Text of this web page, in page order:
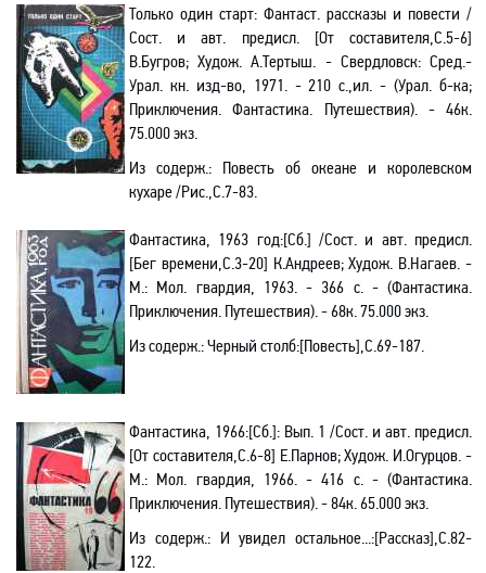
Только один старт: Фантаст. рассказы и повести /
Сост. и авт. предисл. [От составителя,С.5-6]
В.Бугров; Худож. А.Тертыш. - Свердловск: Сред.-
Урал. кн. изд-во, 1971. - 210 с.,ил. - (Урал.б-ка;
Приключения. Фантастика. Путешествия). - 46к.
75.000 экз.
Из содерж.: Повесть об океане и королевском
кухаре /Рис.,С.7-83.
Фантастика, 1963 год:[Cб.] /Сост. и авт. предисл.
[Бег времени,С.3-20] К.Андреев; Худож. В.Нагаев. -
М.: Мол. гвардия, 1963. - 366 с. - (Фантастика.
Приключения. Путешествия). - 68к. 75.000 экз.
Из содерж.:Черный столб:[Повесть],C.69-187.
Фантастика, 1966:[Cб.]: Вып. 1 /Сост. и авт. предисл.
[От составителя,С.6-8] Е.Парнов; Худож. И.Огурцов. -
М.: Мол. гвардия, 1966. - 416 с. - (Фантастика.
Приключения. Путешествия). - 84к. 65.000 экз.
Из содерж.:И увидел остальное...:[Рассказ],С.82-
122.